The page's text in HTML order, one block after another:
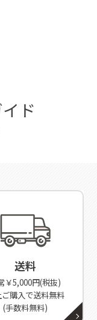
ド
送料
￥5,000円(税抜)
購入で送料無料
(手数料無料)